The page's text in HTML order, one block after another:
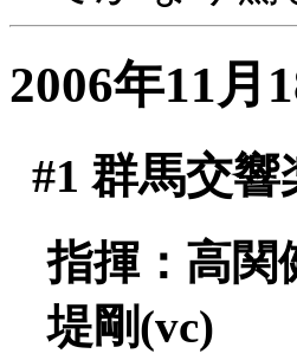
2006年11月
#1 群馬交響
指揮：高関
堤剛(vc)